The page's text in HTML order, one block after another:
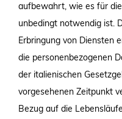
aufbewahrt, wie es für
unbedingt notwendig ist.
Erbringung von Diensten
die personenbezogenen
der italienischen
vorgesehenen Zeitpunkt
Bezug auf die